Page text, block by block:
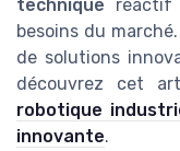
technique réactif
besoins du
de solutions
découvrez cet
robotique
innovante.